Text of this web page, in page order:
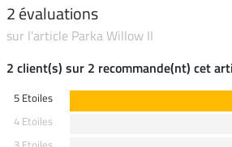
2 évaluations
sur l'article Parka Willow II
2 client(s) sur 2 recommande(nt) cet
5 Etoiles
4 Etoiles